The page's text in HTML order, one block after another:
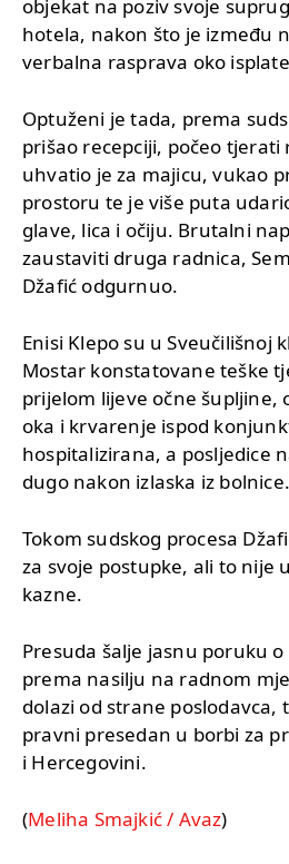
objekat na poziv svoje
hotela, nakon što je između
verbalna rasprava oko
Optuženi je tada, prema
prišao recepciji, počeo tjerati
uhvatio je za majicu, vukao
prostoru te je više puta
glave, lica i očiju. Brutalni
zaustaviti druga radnica,
Džafić odgurnuo.
Enisi Klepo su u Sveučilišnoj
Mostar konstatovane teške
prijelom lijeve očne šupljine,
oka i krvarenje ispod
hospitalizirana, a posljedice
dugo nakon izlaska iz bolnice.
Tokom sudskog procesa
za svoje postupke, ali to nije
kazne.
Presuda šalje jasnu poruku
prema nasilju na radnom
dolazi od strane poslodavca,
pravni presedan u borbi za
i Hercegovini.
(Meliha Smajkić / Avaz)